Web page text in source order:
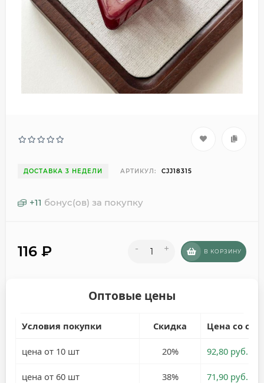
ДОСТАВКА 3 НЕДЕЛИ АРТИКУЛ: CJJ18315
+11 бонус(ов) за покупку
116 ₽ - + В КОРЗИНУ
Оптовые цены
Условия покупки Скидка Цена со
цена от 10 шт 20% 92,80 руб.
цена от 60 шт 38% 71,90 руб.